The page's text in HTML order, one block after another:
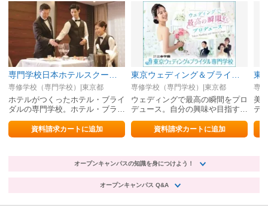
専修学校（専門学校）|東京都
ホテルがつくったホテル・ブライ
ダルの専門学校。ホテル・ブライ
ダルのすべてを学ぶ。
資料請求カートに追加
専修学校（専門学校）|東京都
ウェディングで最高の瞬間をプロ
デュース。自分の興味や目指す職
業に合わせて選べる学科コース選
択制！資料請求カートに追加
専
美
テ
し
オープンキャンパスの知識を身につけよう！
オープンキャンパス Q&A